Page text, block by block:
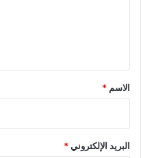
*
الاسم *
البريد الإلكتروني*